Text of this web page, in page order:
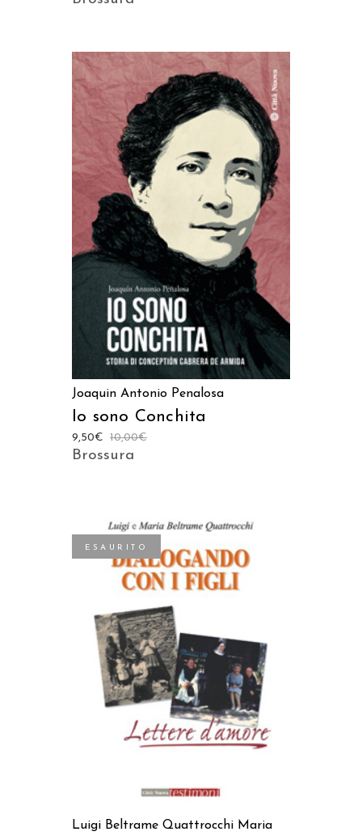
AGGIUNGI AL CARRELLO
Joaquin Antonio Penalosa
Io sono Conchita
10,00€
9,50€
Brossura
ESAURITO
LEGGI TUTTO
Luigi Beltrame Quattrocchi Maria